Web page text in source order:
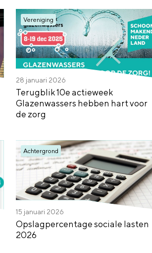
Vereniging
28 januari 2026
Terugblik 10e actieweek
Glazenwassers hebben hart voor
de zorg
Achtergrond
15 januari 2026
Opslagpercentage sociale lasten
2026